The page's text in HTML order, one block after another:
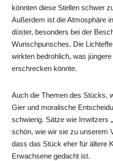
könnten diese Stellen schwer
Außerdem ist die Atmosphäre
düster, besonders bei der
Wunschpunsches. Die
wirkten bedrohlich, was
erschrecken könnte.
Auch die Themen des Stücks,
Gier und moralische
schwierig. Sätze wie Irrwitzers
schön, wie wir sie zu unserem
dass das Stück eher für ältere
Erwachsene gedacht ist.